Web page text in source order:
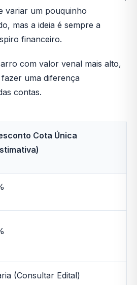
variar um pouquinho
mas a ideia é sempre a
financeiro.
com valor venal mais alto,
uma diferença
contas.
Cota Única
(Consultar Edital)